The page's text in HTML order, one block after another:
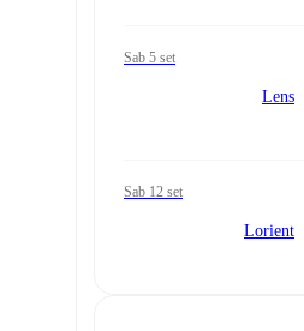
sab 5 set
Lens
sab 12 set
Lorient